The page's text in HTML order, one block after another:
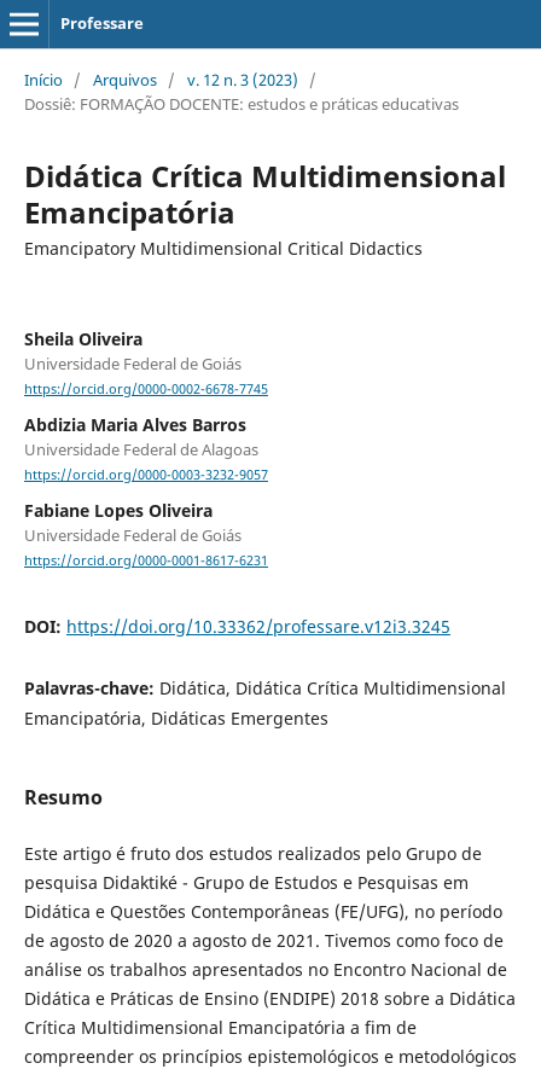
Professare
Início / Arquivos / v. 12 n. 3 (2023)
/
Dossiê: FORMAÇÃO DOCENTE: estudos e práticas educativas
Didática Crítica Multidimensional
Emancipatória
Emancipatory Multidimensional Critical Didactics
Sheila Oliveira
Universidade Federal de Goiás
https://orcid.org/0000-0002-6678-7745
Abdizia Maria Alves Barros
Universidade Federal de Alagoas
https://orcid.org/0000-0003-3232-9057
Fabiane Lopes Oliveira
Universidade Federal de Goiás
https://orcid.org/0000-0001-8617-6231
DOI: https://doi.org/10.33362/professare.v12i3.3245
Palavras-chave: Didática, Didática Crítica Multidimensional
Emancipatória, Didáticas Emergentes
Resumo
Este artigo é fruto dos estudos realizados pelo Grupo de
pesquisa Didaktiké - Grupo de Estudos e Pesquisas em
Didática e Questões Contemporâneas (FE/UFG), no período
de agosto de 2020 a agosto de 2021. Tivemos como foco de
análise os trabalhos apresentados no Encontro Nacional de
Didática e Práticas de Ensino (ENDIPE) 2018 sobre a Didática
Crítica Multidimensional Emancipatória a fim de
compreender os princípios epistemológicos e metodológicos